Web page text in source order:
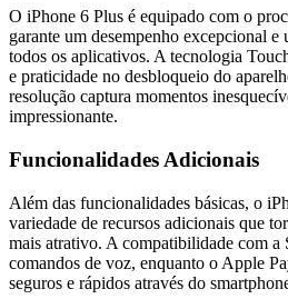
O iPhone 6 Plus é equipado com o
garante um desempenho excepcional
todos os aplicativos. A tecnologia
e praticidade no desbloqueio do
resolução captura momentos
impressionante.
Funcionalidades Adicionais
Além das funcionalidades básicas, o
variedade de recursos adicionais que
mais atrativo. A compatibilidade com
comandos de voz, enquanto o Apple
seguros e rápidos através do